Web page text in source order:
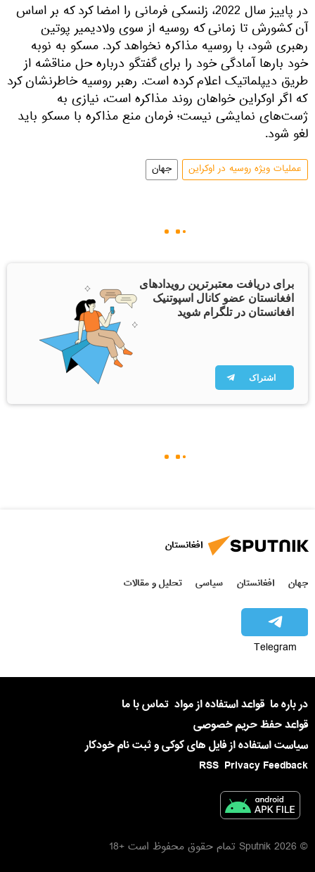
در پاییز سال 2022، زلنسکی فرمانی را امضا کرد که بر اساس
آن کشورش تا زمانی که روسیه از سوی ولادیمیر پوتین
رهبری شود، با روسیه مذاکره نخواهد کرد. مسکو به نوبه
خود بارها آمادگی خود را برای گفتگو درباره حل مناقشه از
طریق دیپلماتیک اعلام کرده است. رهبر روسیه خاطرنشان کرد
که اگر اوکراین خواهان روند مذاکره است، نیازی به
ژست‌های نمایشی نیست؛ فرمان منع مذاکره با مسکو باید
لغو شود.
عملیات ویژه روسیه در اوکراین جهان
برای دریافت معتبرترین رویدادهای
افغانستان عضو کانال اسپوتنیک
افغانستان در تلگرام شوید
اشتراک
افغانستان
جهان افغانستان سیاسی تحلیل و مقالات
Telegram
در باره ما قواعد استفاده از مواد تماس با ما
قواعد حفظ حریم خصوصی
سیاست استفاده از فایل های کوکی و ثبت نام خودکار
Privacy Feedback
RSS
© 2026 Sputnik تمام حقوق محفوظ است +18